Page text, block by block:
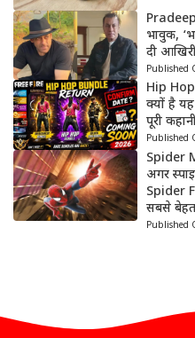
भावुक,
दी
Published
Hip
क्यों है
पूरी
Published
Spider
अगर
Spider
सबसे
Published